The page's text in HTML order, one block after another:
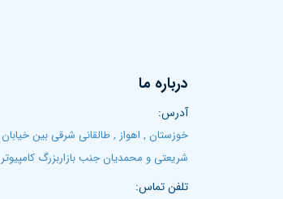
درباره ما
آدرس:
خوزستان , اهواز , طالقانی شرقی بین خیابان
شریعتی و محمدیان جنب بازاربزرگ کامپیوتر
تلفن تماس: